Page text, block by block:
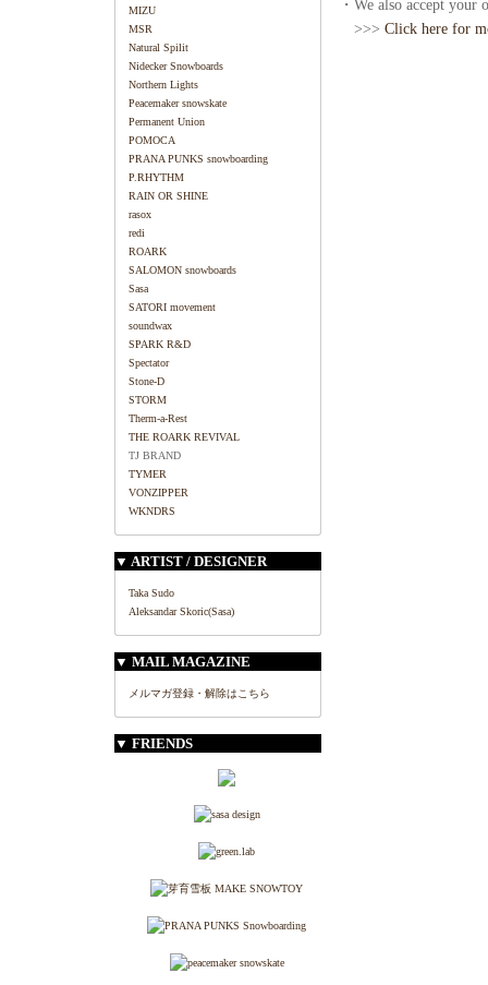
MIZU
MSR
Natural Spilit
Nidecker Snowboards
Northern Lights
Peacemaker snowskate
Permanent Union
POMOCA
PRANA PUNKS snowboarding
P.RHYTHM
RAIN OR SHINE
rasox
redi
ROARK
SALOMON snowboards
Sasa
SATORI movement
soundwax
SPARK R&D
Spectator
Stone-D
STORM
Therm-a-Rest
THE ROARK REVIVAL
TJ BRAND
TYMER
VONZIPPER
WKNDRS
▼ ARTIST / DESIGNER
Taka Sudo
Aleksandar Skoric(Sasa)
▼ MAIL MAGAZINE
メルマガ登録・解除はこちら
▼ FRIENDS
・We also accept your
>>> Click here for